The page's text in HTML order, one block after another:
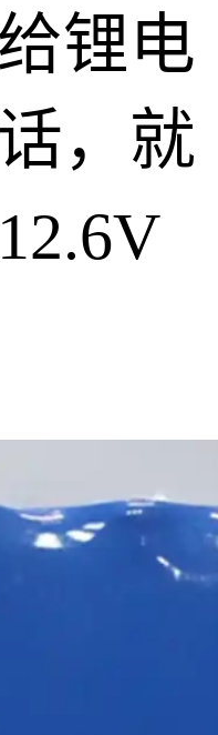
锂电
，就